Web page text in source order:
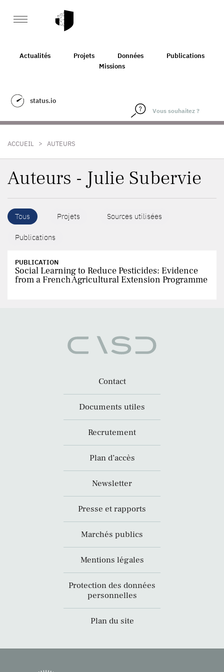
Actualités Projets Données
Publications
Missions
status.io
ACCUEIL > AUTEURS
Auteurs - Julie Subervie
Tous Projets Sources utilisées
Publications
PUBLICATION
Social Learning to Reduce Pesticides: Evidence
from a French Agricultural Extension Programme
Contact
Documents utiles
Recrutement
Plan d’accès
Newsletter
Presse et rapports
Marchés publics
Mentions légales
Protection des données
personnelles
Plan du site